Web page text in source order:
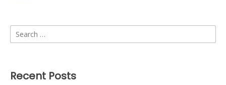
Search
for:
Recent Posts